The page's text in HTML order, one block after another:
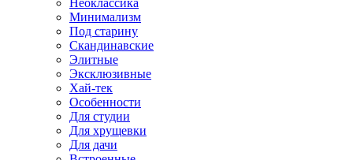
Неоклассика
Минимализм
Под старину
Скандинавские
Элитные
Эксклюзивные
Хай-тек
Особенности
Для студии
Для хрущевки
Для дачи